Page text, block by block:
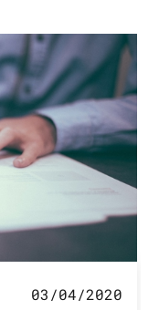
03/04/2020